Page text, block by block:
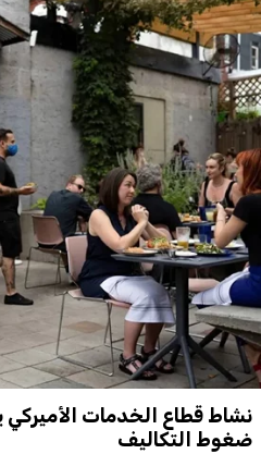
نشاط قطاع الخدمات الأميركي
ضغوط التكاليف